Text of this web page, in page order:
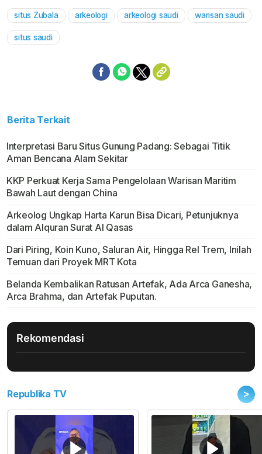
Mute
situs Zubala arkeologi arkeologi saudi warisan saudi
situs saudi
Berita Terkait
Interpretasi Baru Situs Gunung Padang: Sebagai Titik
Aman Bencana Alam Sekitar
KKP Perkuat Kerja Sama Pengelolaan Warisan Maritim
Bawah Laut dengan China
Arkeolog Ungkap Harta Karun Bisa Dicari, Petunjuknya
dalam Alquran Surat Al Qasas
Dari Piring, Koin Kuno, Saluran Air, Hingga Rel Trem, Inilah
Temuan dari Proyek MRT Kota
Belanda Kembalikan Ratusan Artefak, Ada Arca Ganesha,
Arca Brahma, dan Artefak Puputan.
Rekomendasi
Republika TV >